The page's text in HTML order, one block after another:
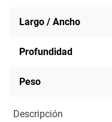
Largo / Ancho
Profundidad
Peso
Descripción